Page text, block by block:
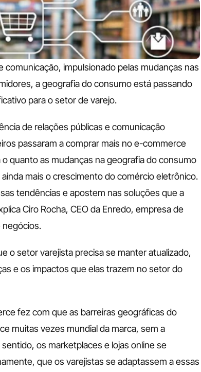
impulsionado pelas mudanças nas
a geografia do consumo está passando
para o setor de varejo.
de relações públicas e comunicação
passaram a comprar mais no e-commerce
quanto as mudanças na geografia do consumo
mais o crescimento do comércio eletrônico.
tendências e apostem nas soluções que a
Ciro Rocha, CEO da Enredo, empresa de
negócios.
o setor varejista precisa se manter atualizado,
e os impactos que elas trazem no setor do
fez com que as barreiras geográficas do
muitas vezes mundial da marca, sem a
os marketplaces e lojas online se
que os varejistas se adaptassem a essas